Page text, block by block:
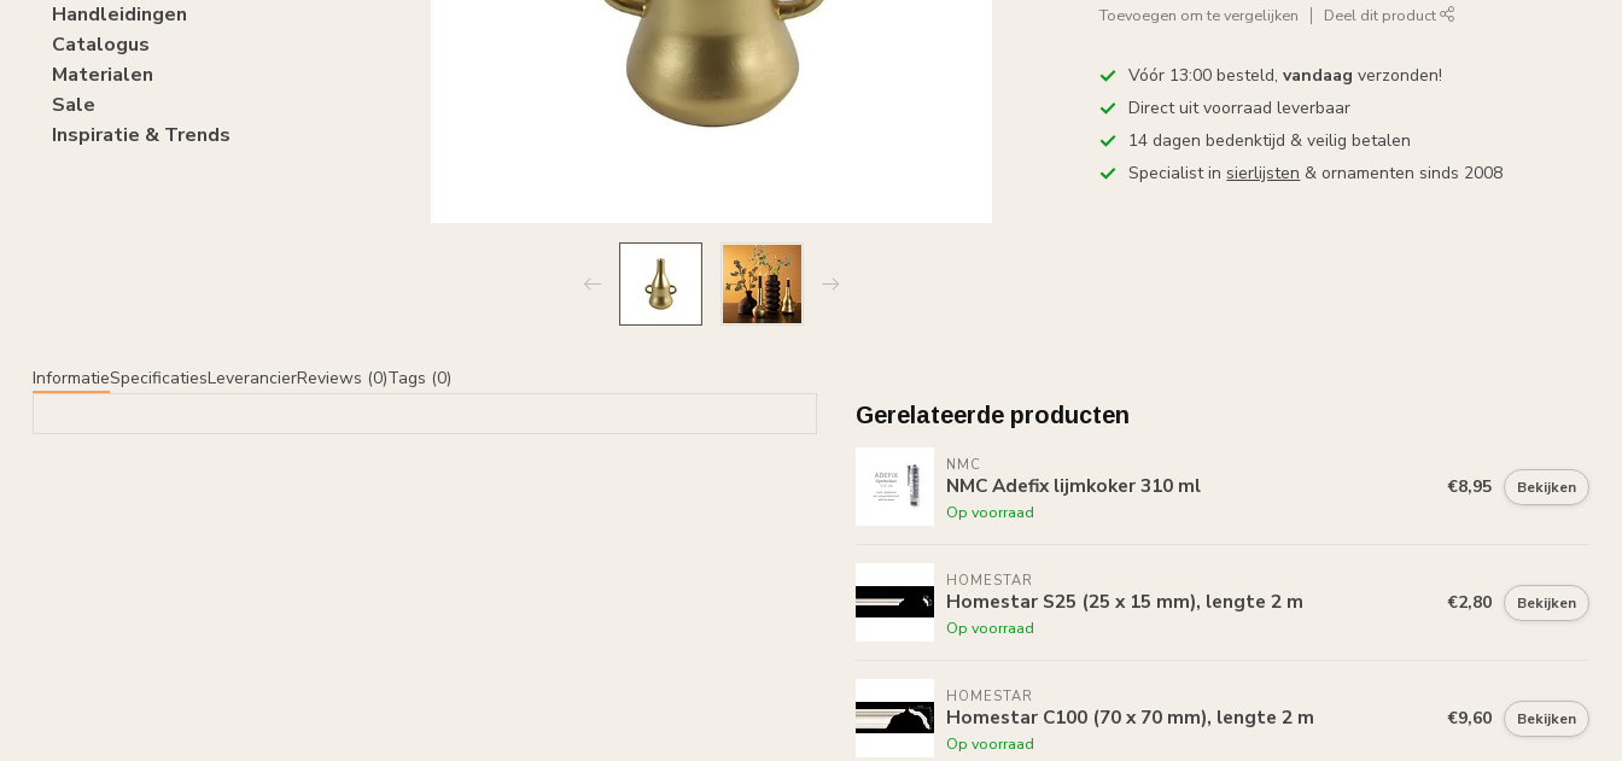
Handleidingen
Catalogus
Materialen
Sale
Inspiratie & Trends
Toevoegen om te vergelijken Deel dit product
Vóór 13:00 besteld,vandaag verzonden!
Direct uit voorraad leverbaar
14 dagen bedenktijd & veilig betalen
Specialist in sierlijsten & ornamenten sinds 2008
InformatieSpecificatiesLeverancierReviews (0)Tags (0)
Gerelateerde producten
NMC
NMC Adefix lijmkoker 310 ml
Op voorraad
€8,95 Bekijken
HOMESTAR
Homestar S25 (25 x 15 mm), lengte 2 m
Op voorraad
€2,80 Bekijken
HOMESTAR
Homestar C100 (70 x 70 mm), lengte 2 m
Op voorraad
€9,60 Bekijken